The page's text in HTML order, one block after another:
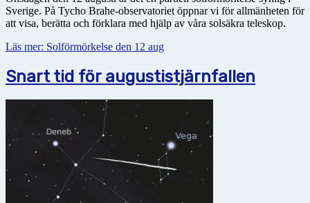
Sverige. På Tycho Brahe-observatoriet öppnar vi för allmänheten för
att visa, berätta och förklara med hjälp av våra solsäkra teleskop.
Läs mer: Solförmörkelse den 12 aug
Snart tid för augustistjärnfallen